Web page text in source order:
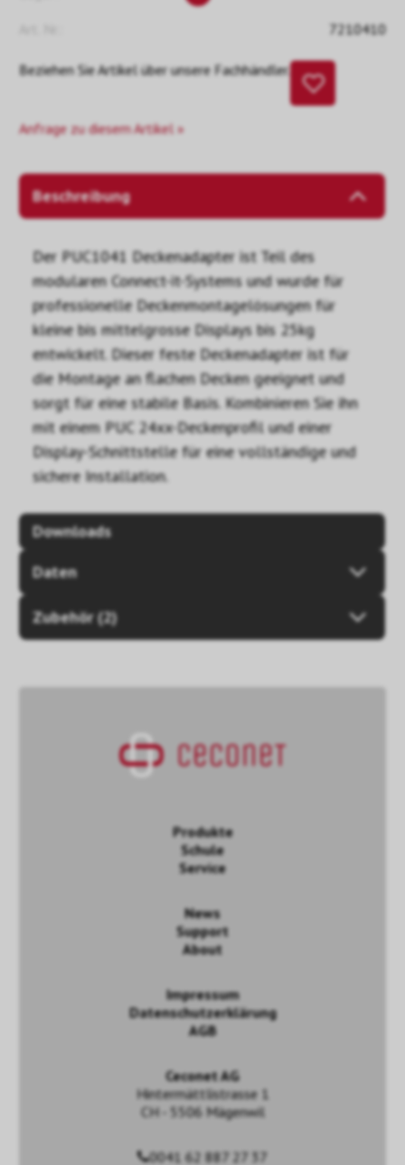
7210410
Beziehen Sie Artikel über unsere Fachhändler.
Anfrage zu diesem Artikel »
Beschreibung
Der PUC1041 Deckenadapter ist Teil des
modularen Connect-it-Systems und wurde für
professionelle Deckenmontagelösungen für
kleine bis mittelgrosse Displays bis 25kg
entwickelt. Dieser feste Deckenadapter ist für
die Montage an flachen Decken geeignet und
sorgt für eine stabile Basis. Kombinieren Sie ihn
mit einem PUC 24xx-Deckenprofil und einer
Display-Schnittstelle für eine vollständige und
sichere Installation.
Downloads
Daten
Zubehör (2)
Produkte
Schule
Service
News
Support
About
Impressum
Datenschutzerklärung
AGB
Ceconet AG
Hintermättlistrasse 1
CH - 5506 Mägenwil
0041 62 887 27 37